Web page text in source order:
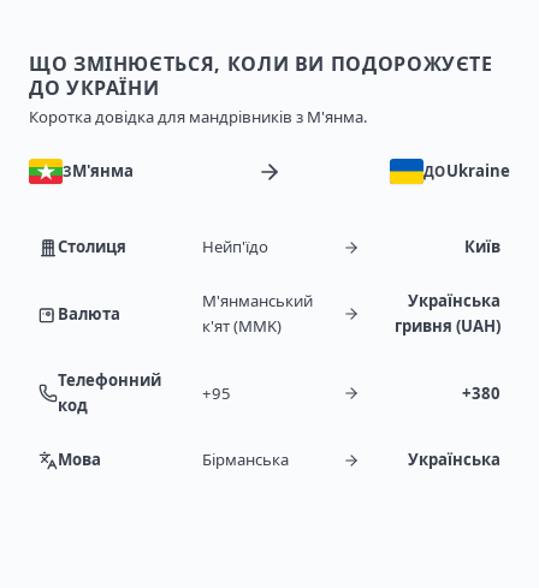
ЩО ЗМІНЮЄТЬСЯ, КОЛИ ВИ ПОДОРОЖУЄТЕ
ДО УКРАЇНИ
Коротка довідка для мандрівників з М'янма.
ЗМ'янма ДОUkraine
Столиця Нейп'їдо Київ
Валюта
М'янманський
к'ят (MMK)
Українська
гривня (UAH)
Телефонний
код
+95 +380
Мова Бірманська Українська